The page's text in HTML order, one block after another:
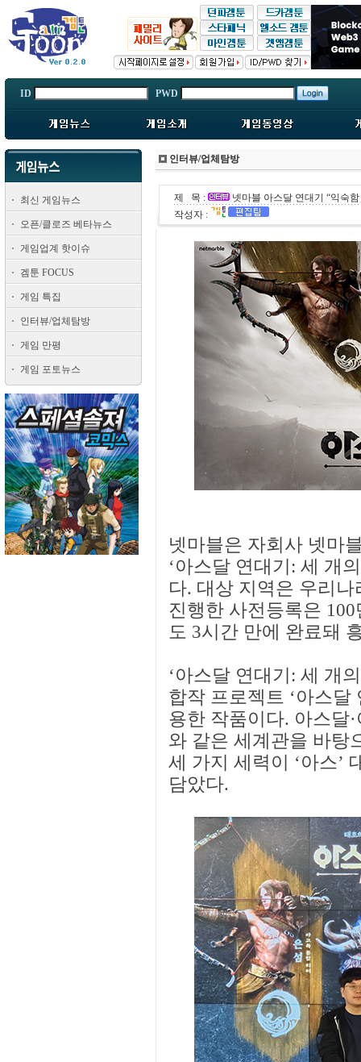
ID PWD
최신 게임뉴스
오픈/클로즈 베타뉴스
게임업계 핫이슈
겜툰 FOCUS
게임 특집
인터뷰/업체탐방
게임 만평
게임 포토뉴스
인터뷰/업체탐방
제 목 :
넷마블 아스달 연대기 “익숙함
작성자 :
넷마블은 자회사 넷마
‘아스달 연대기: 세 개
다. 대상 지역은 우리나
진행한 사전등록은
도 3시간 만에 완료돼
‘아스달 연대기: 세 개
합작 프로젝트 ‘아스달
용한 작품이다. 아스달
와 같은 세계관을 바탕
세 가지 세력이 ‘아스’
담았다.